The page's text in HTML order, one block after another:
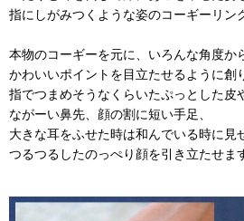
指にしがみつくような姿のコーギーリン
本物のコーギーを元に、いろんな角度か
かわいいポイントを目立たせるように創
指でつまめそうなくらいたぷっとした皮
ながーい鼻先、顔の割に短い手足、
大きな耳をふせた時は和んでいる時に見
つるつるしたのっぺり顔を引き立たせま